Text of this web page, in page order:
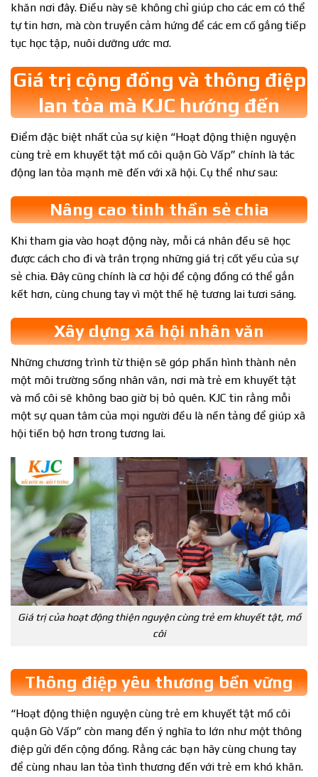
khăn nơi đây. Điều này sẽ không chỉ giúp cho các em có thể
tự tin hơn, mà còn truyền cảm hứng để các em cố gắng tiếp
tục học tập, nuôi dưỡng ước mơ.
Giá trị cộng đồng và thông điệp
lan tỏa mà KJC hướng đến
Điểm đặc biệt nhất của sự kiện “Hoạt động thiện nguyện
cùng trẻ em khuyết tật mồ côi quận Gò Vấp” chính là tác
động lan tỏa mạnh mẽ đến với xã hội. Cụ thể như sau:
Nâng cao tinh thần sẻ chia
Khi tham gia vào hoạt động này, mỗi cá nhân đều sẽ học
được cách cho đi và trân trọng những giá trị cốt yếu của sự
sẻ chia. Đây cũng chính là cơ hội để cộng đồng có thể gắn
kết hơn, cùng chung tay vì một thế hệ tương lai tươi sáng.
Xây dựng xã hội nhân văn
Những chương trình từ thiện sẽ góp phần hình thành nên
một môi trường sống nhân văn, nơi mà trẻ em khuyết tật
và mồ côi sẽ không bao giờ bị bỏ quên. KJC tin rằng mỗi
một sự quan tâm của mọi người đều là nền tảng để giúp xã
hội tiến bộ hơn trong tương lai.
Giá trị của hoạt động thiện nguyện cùng trẻ em khuyết tật, mồ
côi
Thông điệp yêu thương bền vững
“Hoạt động thiện nguyện cùng trẻ em khuyết tật mồ côi
quận Gò Vấp” còn mang đến ý nghĩa to lớn như một thông
điệp gửi đến cộng đồng. Rằng các bạn hãy cùng chung tay
để cùng nhau lan tỏa tình thương đến với trẻ em khó khăn.